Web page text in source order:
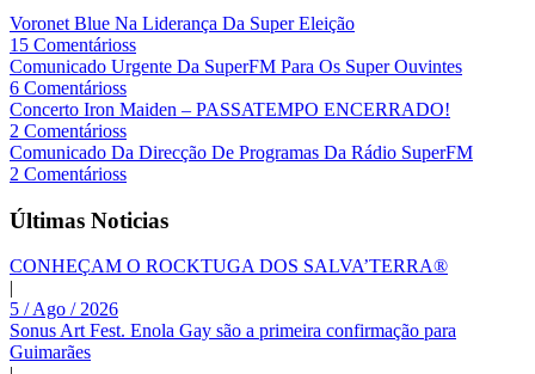
Voronet Blue Na Liderança Da Super Eleição
15 Comentárioss
Comunicado Urgente Da SuperFM Para Os Super Ouvintes
6 Comentárioss
Concerto Iron Maiden – PASSATEMPO ENCERRADO!
2 Comentárioss
Comunicado Da Direcção De Programas Da Rádio SuperFM
2 Comentárioss
Últimas Noticias
CONHEÇAM O ROCKTUGA DOS SALVA’TERRA®
|
5 / Ago / 2026
Sonus Art Fest. Enola Gay são a primeira confirmação para
Guimarães